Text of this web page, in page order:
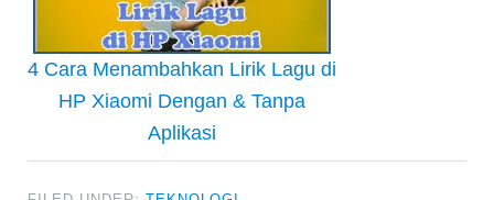
4 Cara Menambahkan Lirik Lagu di
HP Xiaomi Dengan & Tanpa
Aplikasi